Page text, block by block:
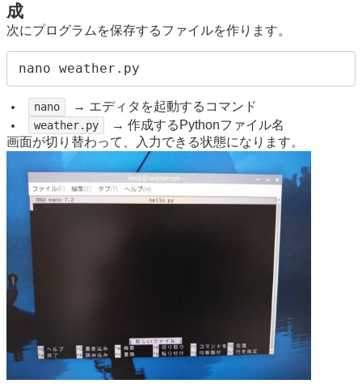
成
次にプログラムを保存するファイルを作ります。
nano → エディタを起動するコマンド
weather.py
→ 作成するPythonファイル名
画面が切り替わって、入力できる状態になります。